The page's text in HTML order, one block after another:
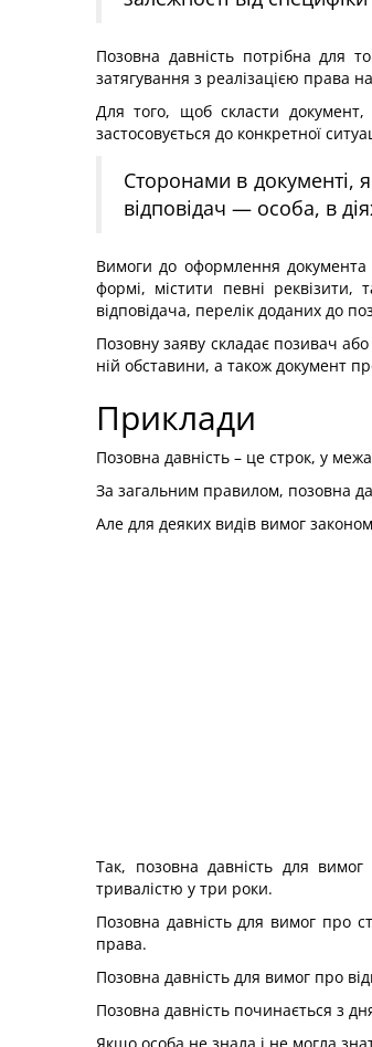
Позовна давність потрібна для
затягування з реалізацією права
Для того, щоб скласти документ,
застосовується до конкретної
Сторонами в документі,
відповідач — особа, в
Вимоги до оформлення документа
формі, містити певні
відповідача, перелік доданих до
Позовну заяву складає позивач
ній обставини, а також документ
Приклади
Позовна давність – це строк, у
За загальним правилом, позовна
Але для деяких видів вимог
Так, позовна давність для вимог
тривалістю у три роки.
Позовна давність для вимог про
права.
Позовна давність для вимог про
Позовна давність починається з